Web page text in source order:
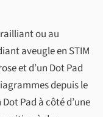
ou au
aveugle en STIM
et d’un Dot Pad
depuis le
Pad à côté d’une